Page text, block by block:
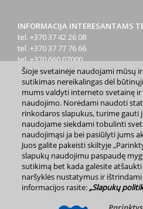
INFORMACIJA INTERESANTAMS
tel. +370 37 42 26 08
tel. +370 37 77 76 66
tel. +370 660 07000
el. p.info@kaunas.lt
2023 m. Kauno miesto
www.kaunas.lt skelbiamą informaciją
Svetainės žemėlapis »
Šioje svetainėje naudojami mūsų
sutikimas nereikalingas dėl
mums valdyti interneto svetainę
naudojimo. Norėdami naudoti
rinkodaros slapukus, turime gauti
naudojame siekdami tobulinti
naudojimąsi ja bei pasiūlyti jums
Juos galite pakeisti skiltyje
slapukų naudojimu paspaudę
sutikimą bet kada galėsite
naršyklės nustatymus ir
informacijos rasite:„Slapukų